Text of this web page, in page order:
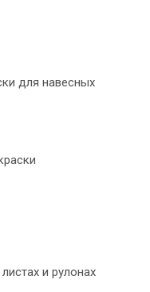
для навесных
и рулонах